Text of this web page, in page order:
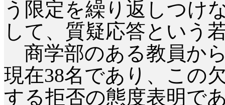
う限定を繰り返しつけ
して、質疑応答という
商学部のある教員か
現在38名であり、この
する拒否の態度表明で